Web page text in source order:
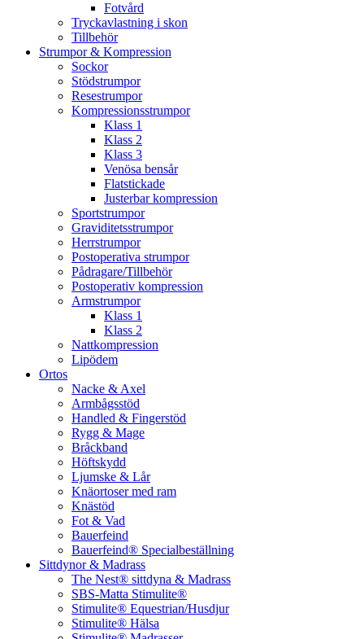
Fotvård
Tryckavlastning i skon
Tillbehör
Strumpor & Kompression
Sockor
Stödstrumpor
Resestrumpor
Kompressionsstrumpor
Klass 1
Klass 2
Klass 3
Venösa bensår
Flatstickade
Justerbar kompression
Sportstrumpor
Graviditetsstrumpor
Herrstrumpor
Postoperativa strumpor
Pådragare/Tillbehör
Postoperativ kompression
Armstrumpor
Klass 1
Klass 2
Nattkompression
Lipödem
Ortos
Nacke & Axel
Armbågsstöd
Handled & Fingerstöd
Rygg & Mage
Bråckband
Höftskydd
Ljumske & Lår
Knäortoser med ram
Knästöd
Fot & Vad
Bauerfeind
Bauerfeind® Specialbeställning
Sittdynor & Madrass
The Nest® sittdyna & Madrass
SBS-Matta Stimulite®
Stimulite® Equestrian/Husdjur
Stimulite® Hälsa